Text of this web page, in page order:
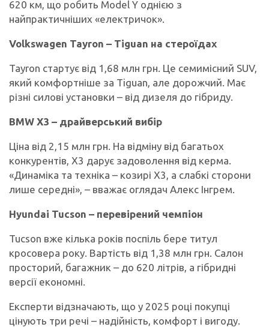
620 км, що робить Model Y однією з
найпрактичніших «електричок».
Volkswagen Tayron – Tiguan на стероїдах
Tayron стартує від 1,68 млн грн. Це семимісний SUV,
який комфортніше за Tiguan, але дорожчий. Має
різні силові установки – від дизеля до гібриду.
BMW X3 – драйверський вибір
Ціна від 2,15 млн грн. На відміну від багатьох
конкурентів, X3 дарує задоволення від керма.
«Динаміка та техніка – козирі X3, а слабкі сторони
лише середні», – вважає оглядач Алекс Інгрем.
Hyundai Tucson – перевірений чемпіон
Tucson вже кілька років поспіль бере титул
кросовера року. Вартість від 1,38 млн грн. Салон
просторий, багажник – до 620 літрів, а гібридні
версії економні.
Експерти відзначають, що у 2025 році покупці
цінують три речі – надійність, комфорт і вигоду.